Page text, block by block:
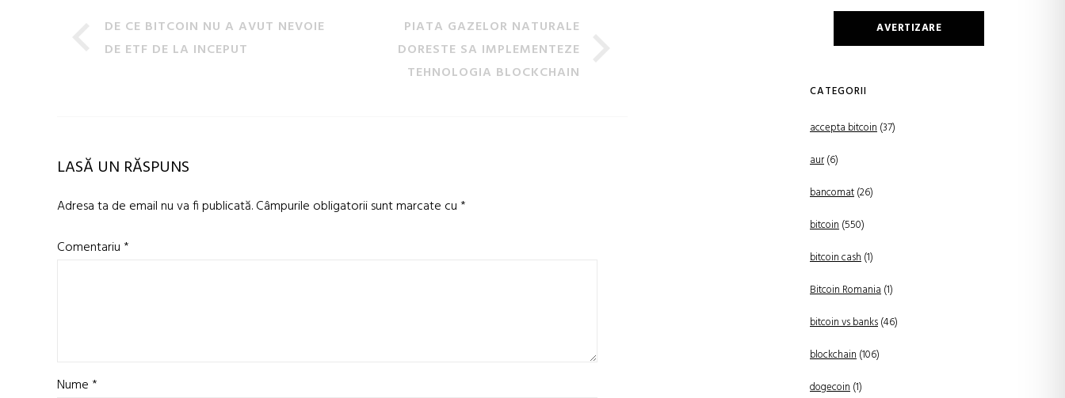
DE CE BITCOIN NU A AVUT NEVOIE
DE ETF DE LA INCEPUT
PIATA GAZELOR NATURALE
DORESTE SA IMPLEMENTEZE
TEHNOLOGIA BLOCKCHAIN
LASĂ UN RĂSPUNS
Adresa ta de email nu va fi publicată.Câmpurile obligatorii sunt marcate cu*
Comentariu*
Nume*
AVERTIZARE
CATEGORII
accepta bitcoin(37)
aur(6)
bancomat(26)
bitcoin(550)
bitcoin cash(1)
Bitcoin Romania(1)
bitcoin vs banks(46)
blockchain(106)
dogecoin(1)